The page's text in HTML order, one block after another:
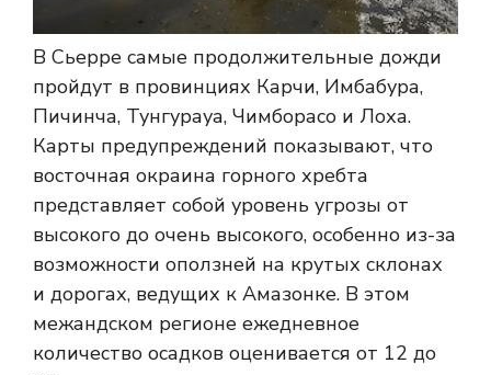
В Сьерре самые продолжительные дожди
пройдут в провинциях Карчи, Имбабура,
Пичинча, Тунгурауа, Чимборасо и Лоха.
Карты предупреждений показывают, что
восточная окраина горного хребта
представляет собой уровень угрозы от
высокого до очень высокого, особенно из-за
возможности оползней на крутых склонах
и дорогах, ведущих к Амазонке. В этом
межандском регионе ежедневное
количество осадков оценивается от 12 до